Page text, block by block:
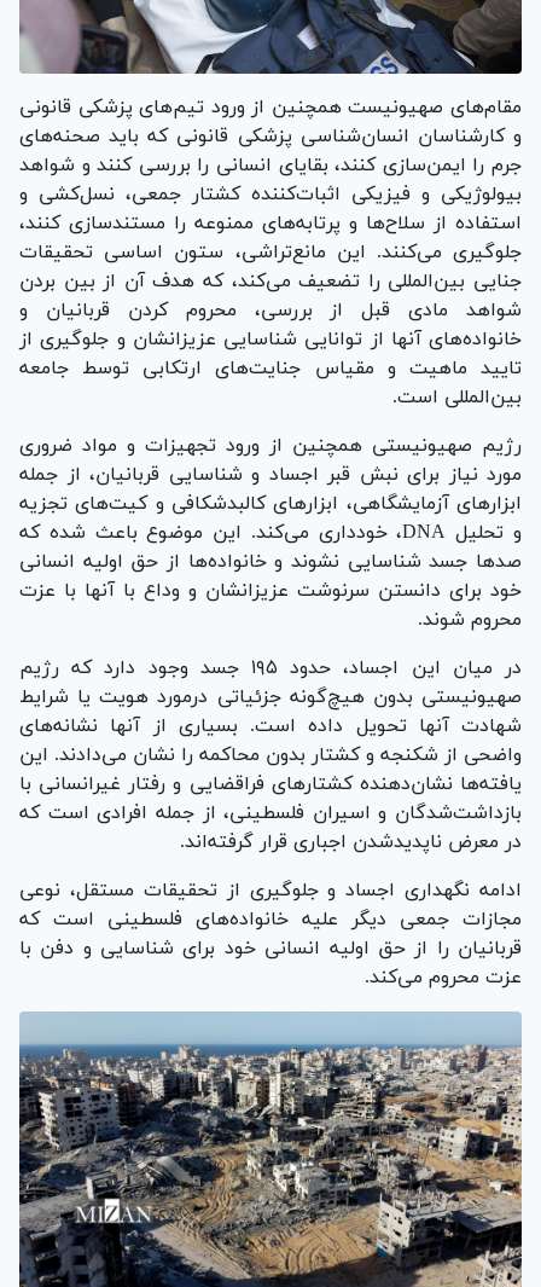
مقام‌های صهیونیست همچنین از ورود تیم‌های پزشکی قانونی
و کارشناسان انسان‌شناسی پزشکی قانونی که باید صحنه‌های
جرم را ایمن‌سازی کنند، بقایای انسانی را بررسی کنند و شواهد
بیولوژیکی و فیزیکی اثبات‌کننده کشتار جمعی، نسل‌کشی و
استفاده از سلاح‌ها و پرتابه‌های ممنوعه را مستندسازی کنند،
جلوگیری می‌کنند. این مانع‌تراشی، ستون اساسی تحقیقات
جنایی بین‌المللی را تضعیف می‌کند، که هدف آن از بین بردن
شواهد مادی قبل از بررسی، محروم کردن قربانیان و
خانواده‌های آنها از توانایی شناسایی عزیزانشان و جلوگیری از
تایید ماهیت و مقیاس جنایت‌های ارتکابی توسط جامعه
بین‌المللی است.
رژیم صهیونیستی همچنین از ورود تجهیزات و مواد ضروری
مورد نیاز برای نبش قبر اجساد و شناسایی قربانیان، از جمله
ابزار‌های آزمایشگاهی، ابزار‌های کالبدشکافی و کیت‌های تجزیه
و تحلیل DNA، خودداری می‌کند. این موضوع باعث شده که
صد‌ها جسد شناسایی نشوند و خانواده‌ها از حق اولیه انسانی
خود برای دانستن سرنوشت عزیزانشان و وداع با آنها با عزت
محروم شوند.
در میان این اجساد، حدود ۱۹۵ جسد وجود دارد که رژیم
صهیونیستی بدون هیچ‌گونه جزئیاتی درمورد هویت یا شرایط
شهادت آنها تحویل داده است. بسیاری از آنها نشانه‌های
واضحی از شکنجه و کشتار بدون محاکمه را نشان می‌دادند. این
یافته‌ها نشان‌دهنده کشتار‌های فراقضایی و رفتار غیرانسانی با
بازداشت‌شدگان و اسیران فلسطینی، از جمله افرادی است که
در معرض ناپدیدشدن اجباری قرار گرفته‌اند.
ادامه نگهداری اجساد و جلوگیری از تحقیقات مستقل، نوعی
مجازات جمعی دیگر علیه خانواده‌های فلسطینی است که
قربانیان را از حق اولیه انسانی خود برای شناسایی و دفن با
عزت محروم می‌کند.